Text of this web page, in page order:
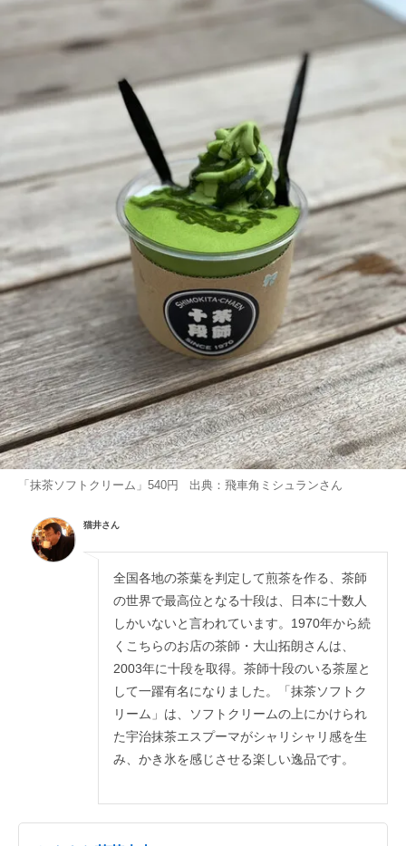
「抹茶ソフトクリーム」540円 出典： 飛車角ミシュランさん
猫井さん
全国各地の茶葉を判定して煎茶を作る、茶師
の世界で最高位となる十段は、日本に十数人
しかいないと言われています。1970年から続
くこちらのお店の茶師・大山拓朗さんは、
2003年に十段を取得。茶師十段のいる茶屋と
して一躍有名になりました。「抹茶ソフトク
リーム」は、ソフトクリームの上にかけられ
た宇治抹茶エスプーマがシャリシャリ感を生
み、かき氷を感じさせる楽しい逸品です。